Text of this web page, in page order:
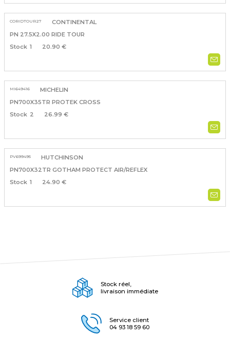
CORIDTOUR27
CONTINENTAL
PN 27.5X2.00 RIDE TOUR
1
20.90 €
MI649416
MICHELIN
PN700X35TR PROTEK CROSS
2
26.99 €
PV699495
HUTCHINSON
PN700X32TR GOTHAM PROTECT AIR/REFLEX
1
24.90 €
Stock réel,
livraison immédiate
Service client
04 93 18 59 60